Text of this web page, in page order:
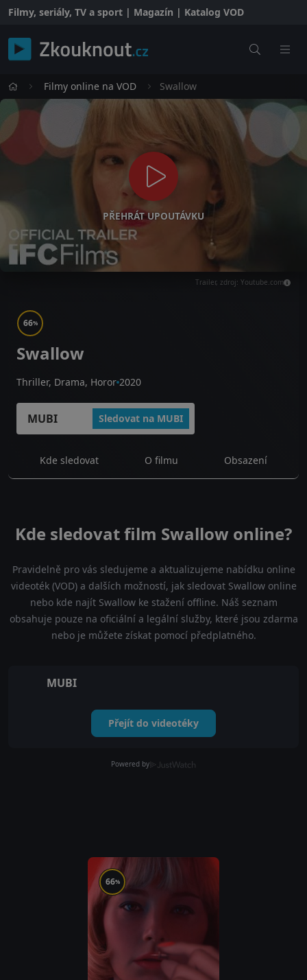
Filmy, seriály, TV a sport | Magazín | Katalog VOD
Filmy online na VOD Swallow
PŘEHRÁT UPOUTÁVKU
Trailer, zdroj: Youtube.com
66%
Swallow
Thriller, Drama, Horor 2020
MUBI Sledovat na MUBI
Kde sledovat O filmu Obsazení
Kde sledovat film Swallow online?
Pravidelně pro vás sledujeme a aktualizujeme nabídku online
videoték (VOD) a dalších možností, jak sledovat Swallow online
nebo kde najít Swallow ke stažení offline. Náš seznam
obsahuje pouze na oficiální a legální služby, které jsou zdarma
nebo je můžete získat pomocí předplatného.
MUBI
Přejít do videotéky
Powered by
66%